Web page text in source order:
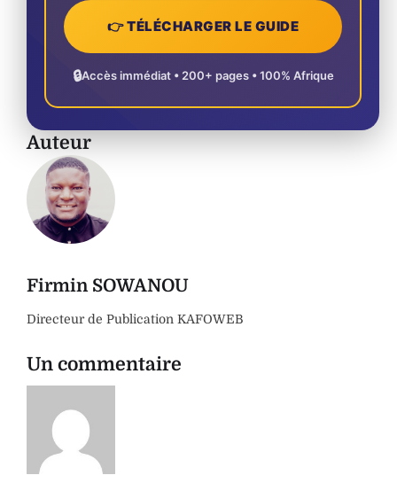
👉 TÉLÉCHARGER LE GUIDE
🔒Accès immédiat • 200+ pages • 100% Afrique
Auteur
Firmin SOWANOU
Directeur de Publication KAFOWEB
Un commentaire